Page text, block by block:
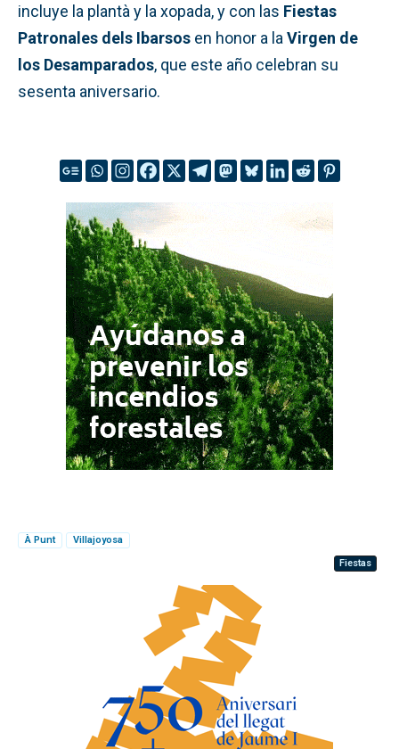
incluye la plantà y la xopada, y con las Fiestas
Patronales dels Ibarsos en honor a la Virgen de
los Desamparados, que este año celebran su
sesenta aniversario.
À Punt
Villajoyosa
Fiestas